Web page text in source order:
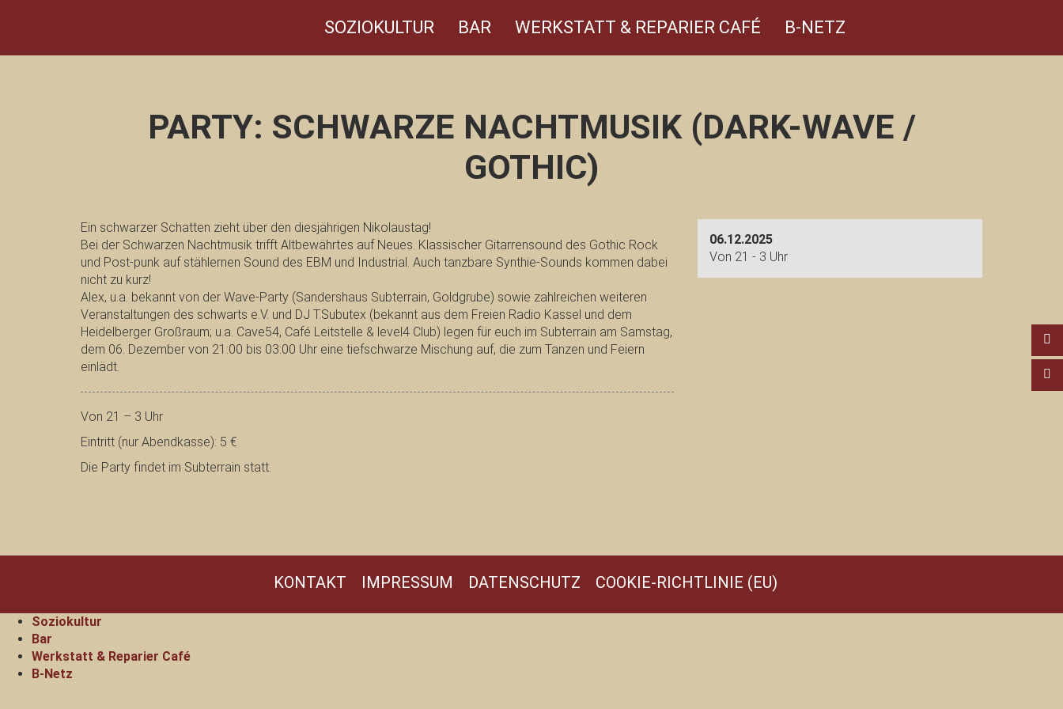
SOZIOKULTUR BAR WERKSTATT & REPARIER CAFÉ B-NETZ
PARTY: SCHWARZE NACHTMUSIK (DARK-WAVE /
GOTHIC)
Ein schwarzer Schatten zieht über den diesjährigen Nikolaustag!
Bei der Schwarzen Nachtmusik trifft Altbewährtes auf Neues. Klassischer Gitarrensound des Gothic Rock
und Post-punk auf stählernen Sound des EBM und Industrial. Auch tanzbare Synthie-Sounds kommen dabei
nicht zu kurz!
Alex, u.a. bekannt von der Wave-Party (Sandershaus Subterrain, Goldgrube) sowie zahlreichen weiteren
Veranstaltungen des schwarts e.V. und DJ T.Subutex (bekannt aus dem Freien Radio Kassel und dem
Heidelberger Großraum; u.a. Cave54, Café Leitstelle & level4 Club) legen für euch im Subterrain am Samstag,
dem 06. Dezember von 21:00 bis 03:00 Uhr eine tiefschwarze Mischung auf, die zum Tanzen und Feiern
einlädt.
Von 21 – 3 Uhr
Eintritt (nur Abendkasse): 5 €
Die Party findet im Subterrain statt.
06.12.2025
Von 21 - 3 Uhr
KONTAKT IMPRESSUM DATENSCHUTZ COOKIE-RICHTLINIE (EU)
Soziokultur
Bar
Werkstatt & Reparier Café
B-Netz